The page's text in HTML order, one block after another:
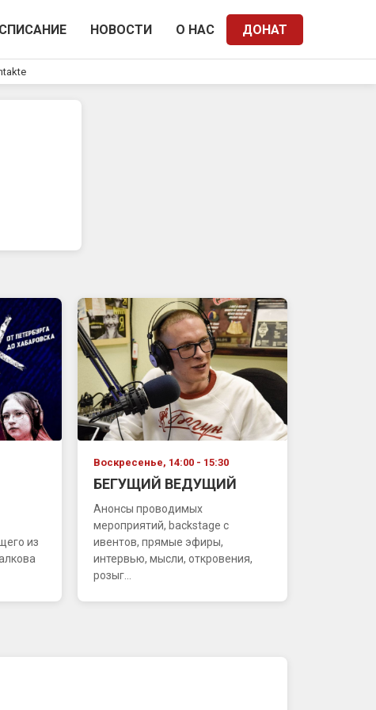
НОВОСТИ О НАС ДОНАТ
из
Воскресенье, 14:00 - 15:30
БЕГУЩИЙ ВЕДУЩИЙ
Анонсы проводимых
мероприятий, backstage с
ивентов, прямые эфиры,
интервью, мысли, откровения,
розыг...